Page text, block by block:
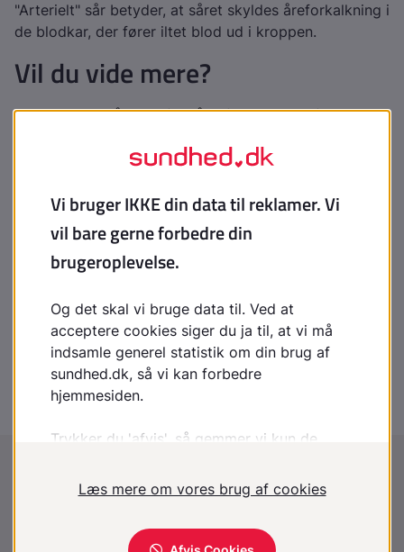
"Arterielt" sår betyder, at såret skyldes åreforkalkning i
de blodkar, der fører iltet blod ud i kroppen.
Vil du vide mere?
Arterielle bensår eller fodsår - for sundhedsfaglige
Arterielle bensår eller fodsår - for borgere
Indhold leveret af
Patienthåndbogen
laegehaandbogen@dadl.dk
Patienthåndbogen
Kristianiagade 12
2100 København Ø
Disclaimer:Patienthåndbogen